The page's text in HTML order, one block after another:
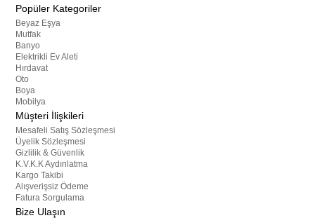
Popüler Kategoriler
Beyaz Eşya
Mutfak
Banyo
Elektrikli Ev Aleti
Hırdavat
Oto
Boya
Mobilya
Müşteri İlişkileri
Mesafeli Satış Sözleşmesi
Üyelik Sözleşmesi
Gizlilik & Güvenlik
K.V.K.K Aydınlatma
Kargo Takibi
Alışverişsiz Ödeme
Fatura Sorgulama
Bize Ulaşın